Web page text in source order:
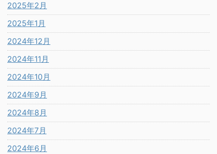
2025年2月
2025年1月
2024年12月
2024年11月
2024年10月
2024年9月
2024年8月
2024年7月
2024年6月